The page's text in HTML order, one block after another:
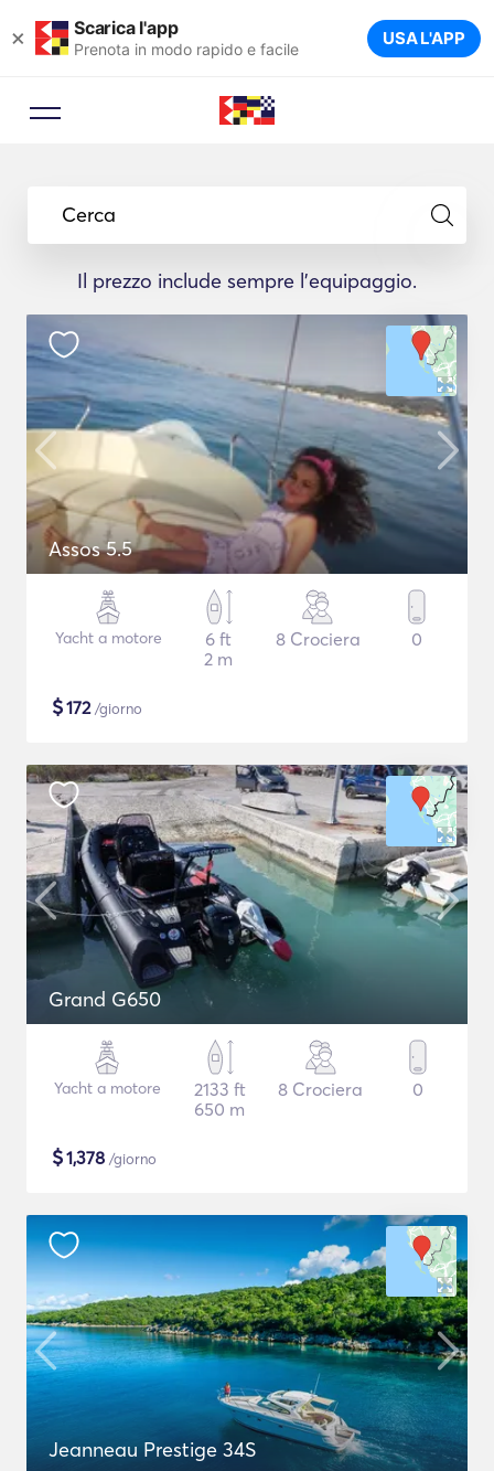
× Scarica l'app
Prenota in modo rapido e facile USA L'APP
Cerca
Il prezzo include sempre l'equipaggio.
Assos 5.5
Yacht a motore
6 ft
2 m
8 Crociera 0
$172/giorno
Grand G650
Yacht a motore
2133 ft
650 m
8 Crociera 0
$1,378 /giorno
Jeanneau Prestige 34S